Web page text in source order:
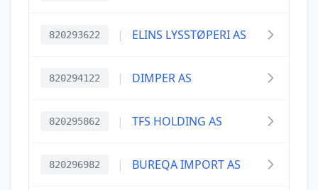
820293622 | ELINS LYSSTØPERI AS
820294122 | DIMPER AS
820295862 | TFS HOLDING AS
820296982 | BUREQA IMPORT AS